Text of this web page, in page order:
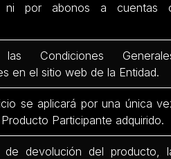
ni por abonos a cuentas
las Condiciones
en el sitio web de la Entidad.
se aplicará por una única
Participante adquirido.
de devolución del producto,